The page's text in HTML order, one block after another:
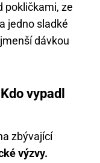
pokličkami, ze
jedno sladké
dávkou
vypadl
zbývající
výzvy.